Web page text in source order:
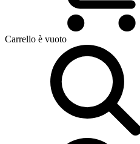
Carrello è vuoto